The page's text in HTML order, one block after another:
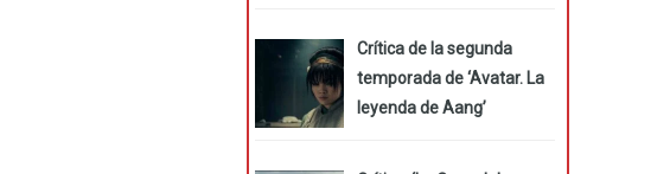
Crítica de la segunda
temporada de ‘Avatar. La
leyenda de Aang’